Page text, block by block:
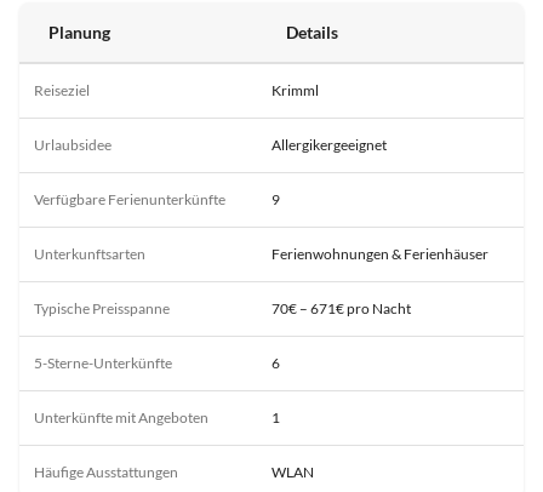
Planung Details
Reiseziel Krimml
Urlaubsidee Allergikergeeignet
Verfügbare Ferienunterkünfte 9
Unterkunftsarten Ferienwohnungen & Ferienhäuser
Typische Preisspanne 70€ – 671€ pro Nacht
5-Sterne-Unterkünfte 6
Unterkünfte mit Angeboten 1
Häufige Ausstattungen WLAN